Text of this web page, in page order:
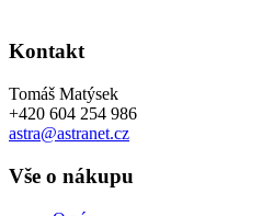
Kontakt
Tomáš Matýsek
+420 604 254 986
astra@astranet.cz
Vše o nákupu